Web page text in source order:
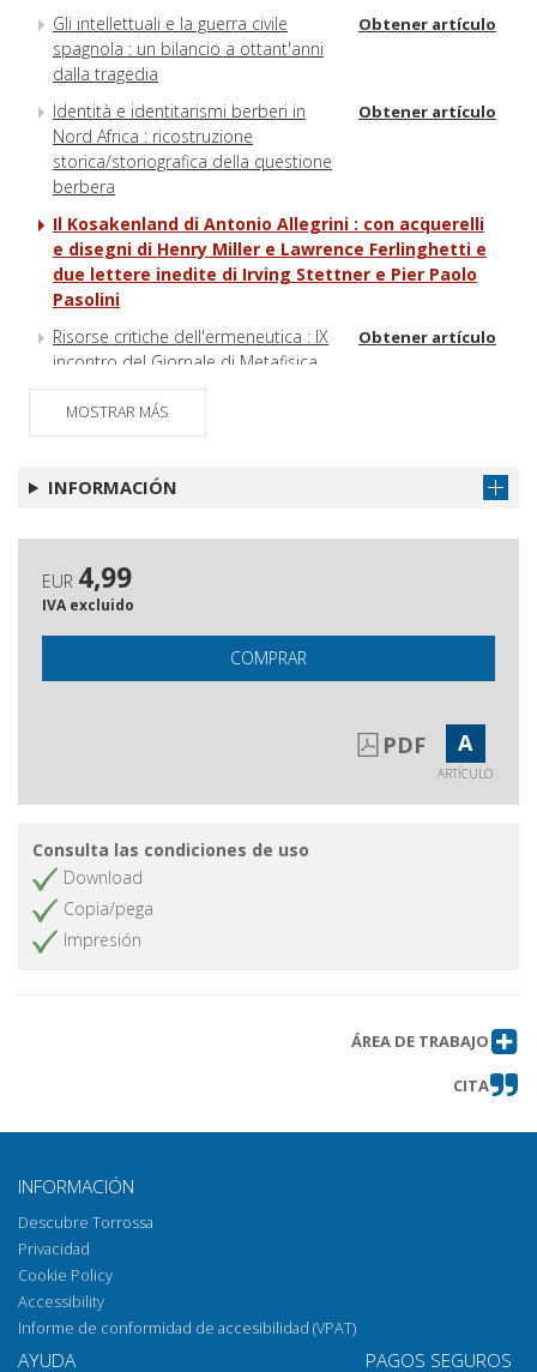
Gli intellettuali e la guerra civile
spagnola : un bilancio a ottant'anni
dalla tragedia
Obtener artículo
Identità e identitarismi berberi in
Nord Africa : ricostruzione
storica/storiografica della questione
berbera
Obtener artículo
Il Kosakenland di Antonio Allegrini : con acquerelli
e disegni di Henry Miller e Lawrence Ferlinghetti e
due lettere inedite di Irving Stettner e Pier Paolo
Pasolini
Risorse critiche dell'ermeneutica : IX
incontro del Giornale di Metafisica
(nuovo ciclo)
Obtener artículo
Recensioni
Indice dell'annata 2019 Obtener artículo
MOSTRAR MÁS
INFORMACIÓN
EUR 4,99
IVA excluido
COMPRAR
PDF A
ARTÍCULO
Consulta las condiciones de uso
Download
Copia/pega
Impresión
ÁREA DE TRABAJO
CITA
INFORMACIÓN
Descubre Torrossa
Privacidad
Cookie Policy
Accessibility
Informe de conformidad de accesibilidad (VPAT)
AYUDA PAGOS SEGUROS